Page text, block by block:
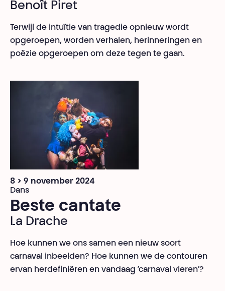
Benoît Piret
Terwijl de intuïtie van tragedie opnieuw wordt
opgeroepen, worden verhalen, herinneringen en
poëzie opgeroepen om deze tegen te gaan.
8 > 9 november 2024
Dans
Beste cantate
La Drache
Hoe kunnen we ons samen een nieuw soort
carnaval inbeelden? Hoe kunnen we de contouren
ervan herdefiniëren en vandaag ‘carnaval vieren’?